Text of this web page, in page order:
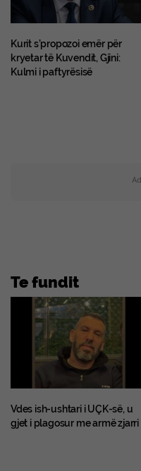
Kurit s’propozoi emër për
kryetar të Kuvendit, Gjini:
Kulmi i paftyrësisë
Te fundit
Vdes ish-ushtari i UÇK-së, u
gjet i plagosur me armë zjarri